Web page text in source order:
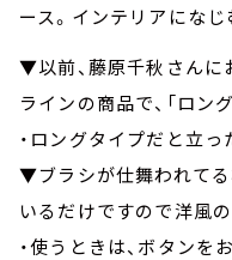
ース。インテリアになじ
▼以前、藤原千秋さんに
ラインの商品で、「ロン
・ロングタイプだと立
▼ブラシが仕舞われてる
いるだけですので洋風
・使うときは、ボタンを